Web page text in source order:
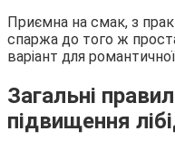
Приємна на смак, з
спаржа до того ж
варіант для
Загальні
підвищення